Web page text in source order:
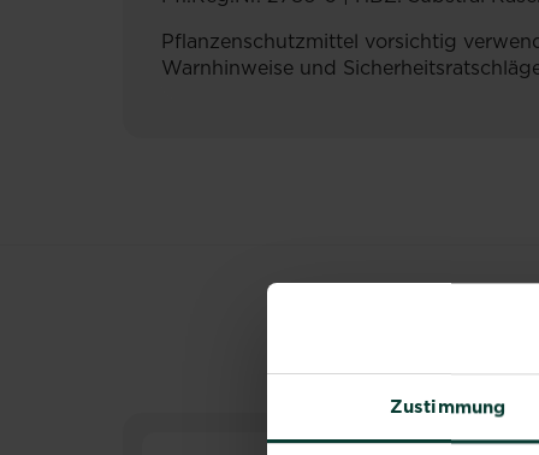
Zustimmung
Pflanzenschutzmittel vorsichtig
Warnhinweise und